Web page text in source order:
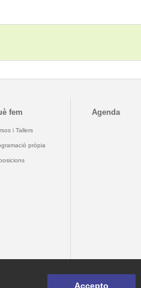
Accepto
fem
i Tallers
pròpia
Agenda